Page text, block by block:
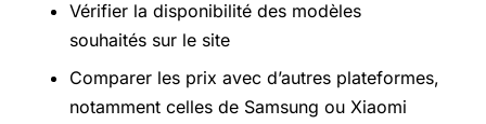
Vérifier la disponibilité des modèles
souhaités sur le site
Comparer les prix avec d’autres plateformes,
notamment celles de Samsung ou Xiaomi